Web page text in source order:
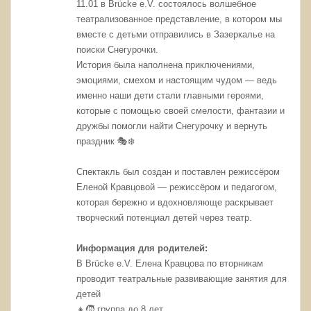
11.01 в Brücke e.V. состоялось волшебное
театрализованное представление, в котором мы
вместе с детьми отправились в Зазеркалье на
поиски Снегурочки.
История была наполнена приключениями,
эмоциями, смехом и настоящим чудом — ведь
именно наши дети стали главными героями,
которые с помощью своей смелости, фантазии и
дружбы помогли найти Снегурочку и вернуть
праздник 🎭❄️
Спектакль был создан и поставлен режиссёром
Еленой Кравцовой — режиссёром и педагогом,
которая бережно и вдохновляюще раскрывает
творческий потенциал детей через театр.
Информация для родителей:
В Brücke e.V. Елена Кравцова по вторникам
проводит театральные развивающие занятия для
детей